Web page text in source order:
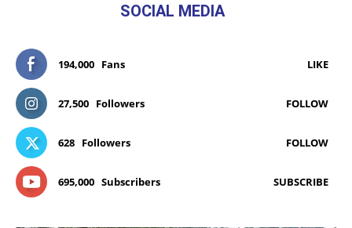
SOCIAL MEDIA
194,000 Fans LIKE
27,500 Followers FOLLOW
628 Followers FOLLOW
695,000 Subscribers SUBSCRIBE